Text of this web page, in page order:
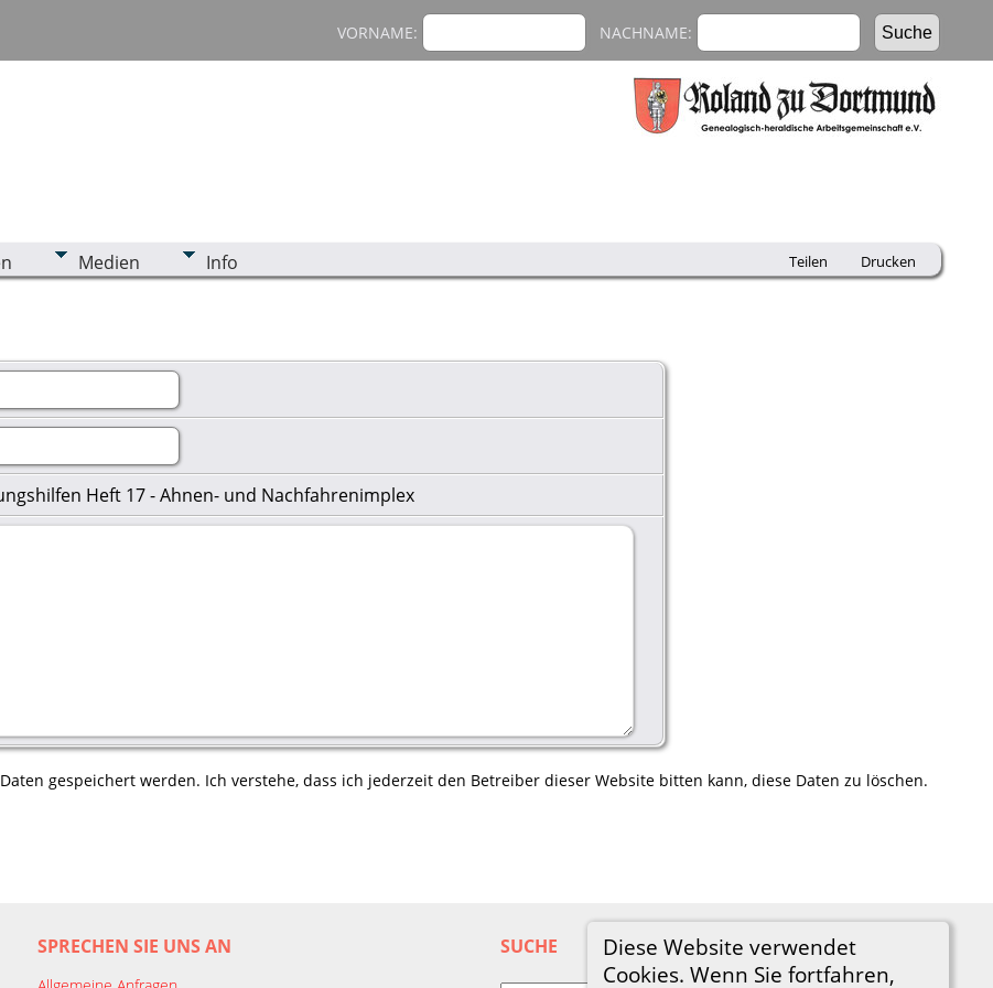
VORNAME: NACHNAME:
Medien Info Teilen Drucken
Diese Website verwendet
Cookies. Wenn Sie fortfahren,
Heft 17 - Ahnen- und Nachfahrenimplex
gespeichert werden. Ich verstehe, dass ich jederzeit den Betreiber dieser Website bitten kann, diese Daten zu löschen.
SPRECHEN SIE UNS AN SUCHE